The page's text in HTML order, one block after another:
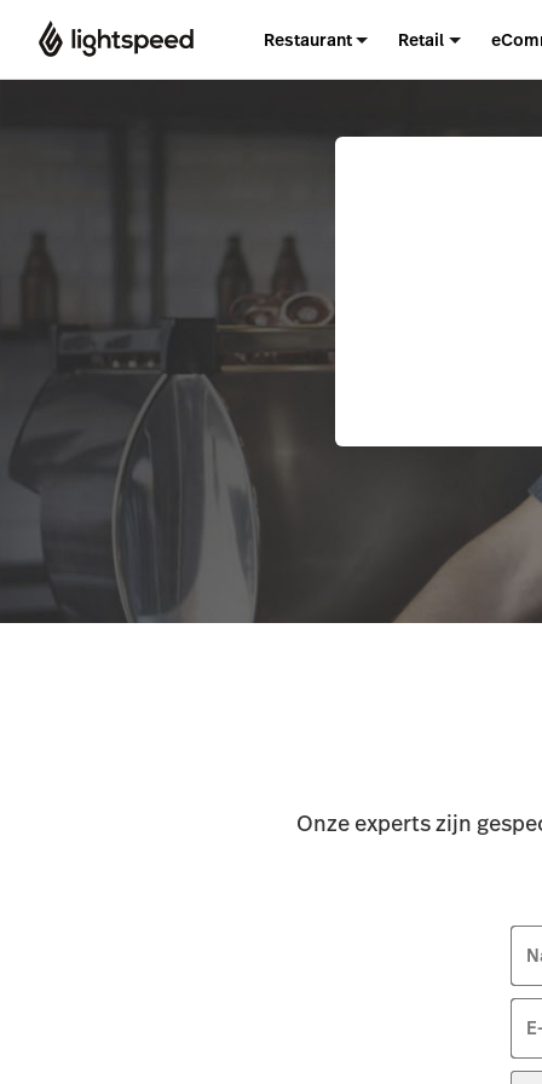
Restaurant Retail
Onze experts zijn